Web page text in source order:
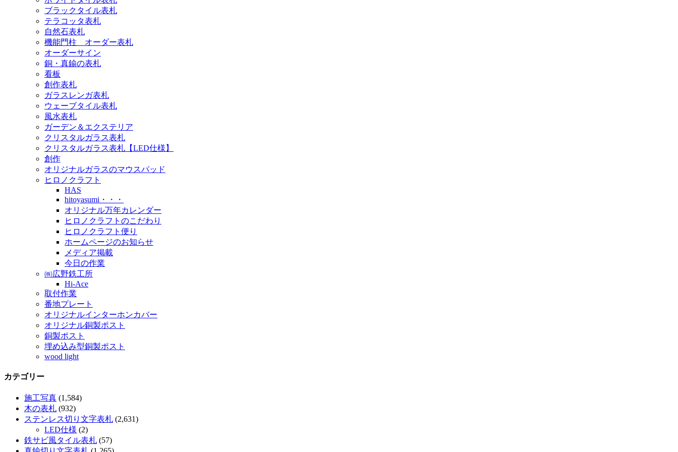
ブラックタイル表札
テラコッタ表札
自然石表札
機能門柱 オーダー表札
オーダーサイン
銅・真鍮の表札
看板
創作表札
ガラスレンガ表札
ウェーブタイル表札
風水表札
ガーデン＆エクステリア
クリスタルガラス表札
クリスタルガラス表札【LED仕様】
創作
オリジナルガラスのマウスパッド
ヒロノクラフト
HAS
hitoyasumi・・・
オリジナル万年カレンダー
ヒロノクラフトのこだわり
ヒロノクラフト便り
ホームページのお知らせ
メディア掲載
今日の作業
㈱広野鉄工所
Hi-Ace
取付作業
番地プレート
オリジナルインターホンカバー
オリジナル銅製ポスト
銅製ポスト
埋め込み型銅製ポスト
wood light
カテゴリー
施工写真 (1,584)
木の表札 (932)
ステンレス切り文字表札 (2,631)
LED仕様 (2)
鉄サビ風タイル表札 (57)